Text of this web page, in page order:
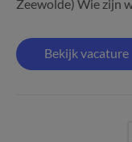
Zeewolde) Wie zijn
Bekijk vacature